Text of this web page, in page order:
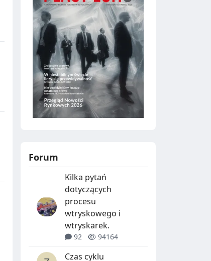
Forum
Kilka pytań
dotyczących
procesu
wtryskowego i
wtryskarek.
92 94164
Czas cyklu